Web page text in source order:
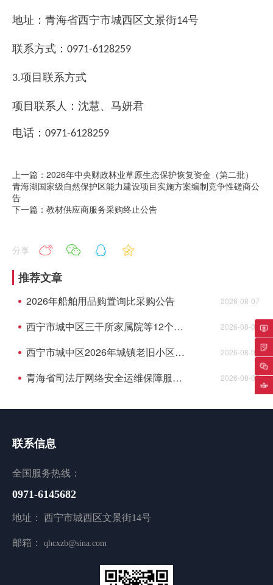
地址： 青海省西宁市城西区文景街14号
联系方式： 0971-6128259
3.项目联系方式
项目联系人： 沈慧、马妍君
电话： 0971-6128259
上一篇：2026年中央财政林业草原生态保护恢复资金（第二批）
青海湖国家级自然保护区能力建设项目实施方案编制竞争性磋商公
告
下一篇：教材供应商服务采购终止公告
分享
推荐文章
2026年船舶用品购置询比采购公告 2026-08-07
西宁市城中区三干所家属院等12个老旧小 区配套基础设施建设项目监理成交结果公告 2026-08-07
西宁市城中区2026年城镇老旧小区综合墅治项目--民俗风情园等2个小区监理成交结果公告 2026-08-07
青海省司法厅网络安全运维保障服务项目成交结果公告 2026-08-07
联系信息
全国服务热线：
0971-6145682
地址： 西宁市城西区文景街14号
邮箱： qhcxzb@sina.com
专
返